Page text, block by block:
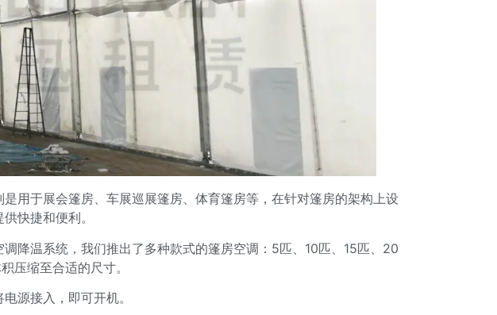
用于展会篷房、车展巡展篷房、体育篷房等，在针对篷房的架构上设
快捷和便利。
降温系统，我们推出了多种款式的篷房空调：5匹、10匹、15匹、20
压缩至合适的尺寸。
源接入，即可开机。